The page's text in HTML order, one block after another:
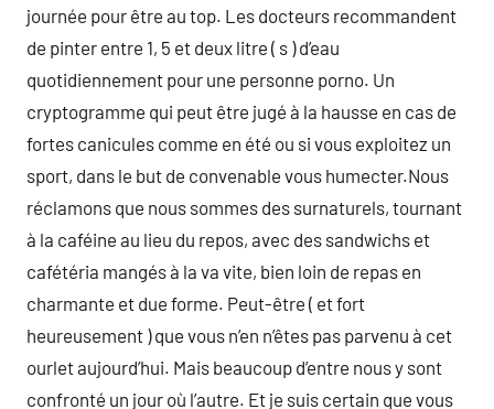
journée pour être au top. Les docteurs recommandent
de pinter entre 1, 5 et deux litre ( s ) d’eau
quotidiennement pour une personne porno. Un
cryptogramme qui peut être jugé à la hausse en cas de
fortes canicules comme en été ou si vous exploitez un
sport, dans le but de convenable vous humecter.Nous
réclamons que nous sommes des surnaturels, tournant
à la caféine au lieu du repos, avec des sandwichs et
cafétéria mangés à la va vite, bien loin de repas en
charmante et due forme. Peut-être ( et fort
heureusement ) que vous n’en n’êtes pas parvenu à cet
ourlet aujourd’hui. Mais beaucoup d’entre nous y sont
confronté un jour où l’autre. Et je suis certain que vous